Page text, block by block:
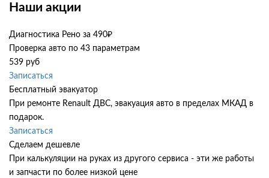
Наши акции
Диагностика Рено за 490₽
Проверка авто по 43 параметрам
539 руб
Записаться
Бесплатный эвакуатор
При ремонте Renault ДВС, эвакуация авто в пределах МКАД в
подарок.
Записаться
Сделаем дешевле
При калькуляции на руках из другого сервиса - эти же работы
и запчасти по более низкой цене